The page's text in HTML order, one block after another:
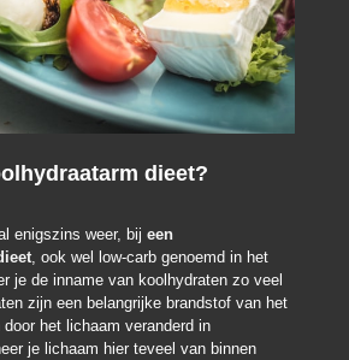
dieet?
enigszins weer, bij een
, ook wel low-carb genoemd in het
je de inname van koolhydraten zo veel
zijn een belangrijke brandstof van het
het lichaam veranderd in
je lichaam hier teveel van binnen